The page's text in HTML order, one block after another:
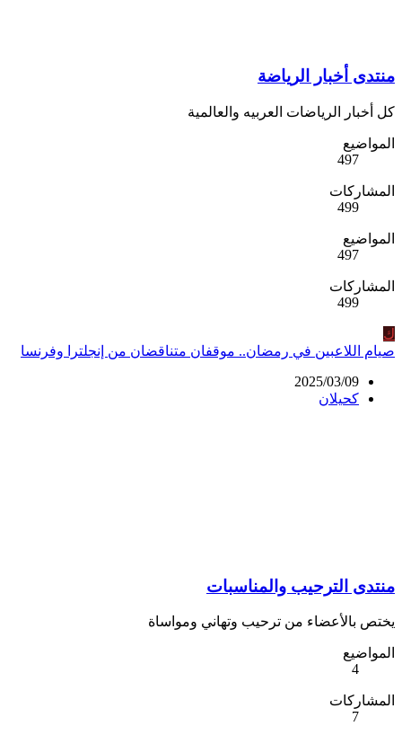
منتدى أخبار الرياضة
كل أخبار الرياضات العربيه والعالمية
المواضيع
497
المشاركات
499
المواضيع
497
المشاركات
499
ك
صيام اللاعبين في رمضان.. موقفان متناقضان من إنجلترا وفرنسا
2025/03/09
كحيلان
منتدى الترحيب والمناسبات
يختص بالأعضاء من ترحيب وتهاني ومواساة
المواضيع
4
المشاركات
7